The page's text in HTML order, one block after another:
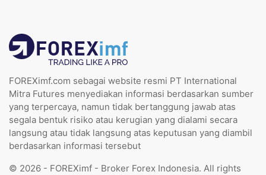
FOREXimf.com sebagai website resmi PT International
Mitra Futures menyediakan informasi berdasarkan sumber
yang terpercaya, namun tidak bertanggung jawab atas
segala bentuk risiko atau kerugian yang dialami secara
langsung atau tidak langsung atas keputusan yang diambil
berdasarkan informasi tersebut
© 2026 - FOREXimf - Broker Forex Indonesia. All rights